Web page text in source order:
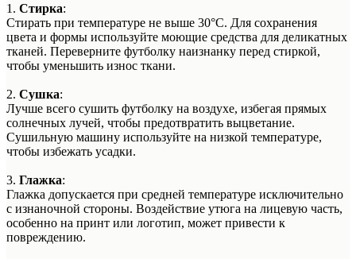
1. Стирка:
Стирать при температуре не выше 30°C. Для сохранения
цвета и формы используйте моющие средства для деликатных
тканей. Переверните футболку наизнанку перед стиркой,
чтобы уменьшить износ ткани.
2. Сушка:
Лучше всего сушить футболку на воздухе, избегая прямых
солнечных лучей, чтобы предотвратить выцветание.
Сушильную машину используйте на низкой температуре,
чтобы избежать усадки.
3. Глажка:
Глажка допускается при средней температуре исключительно
с изнаночной стороны. Воздействие утюга на лицевую часть,
особенно на принт или логотип, может привести к
повреждению.